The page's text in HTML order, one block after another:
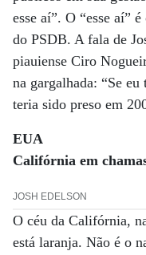
esse aí”. O “esse aí”
do PSDB. A fala de
piauiense Ciro
na gargalhada: “Se
teria sido preso em
EUA
Califórnia em
JOSH EDELSON
O céu da Califórnia,
está laranja. Não é o